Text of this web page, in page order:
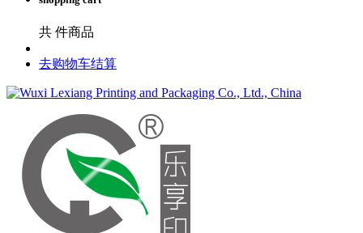
共 件商品
去购物车结算